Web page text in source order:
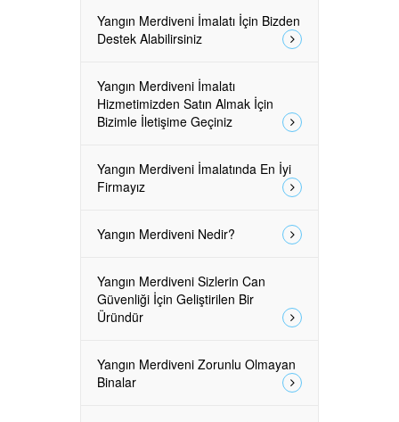
Yangın Merdiveni İmalatı İçin Bizden
Destek Alabilirsiniz
Yangın Merdiveni İmalatı
Hizmetimizden Satın Almak İçin
Bizimle İletişime Geçiniz
Yangın Merdiveni İmalatında En İyi
Firmayız
Yangın Merdiveni Nedir?
Yangın Merdiveni Sizlerin Can
Güvenliği İçin Geliştirilen Bir
Üründür
Yangın Merdiveni Zorunlu Olmayan
Binalar